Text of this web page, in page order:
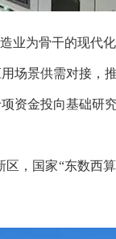
为骨干的现代
场景供需对接
资金投向基础研
国家“东数西